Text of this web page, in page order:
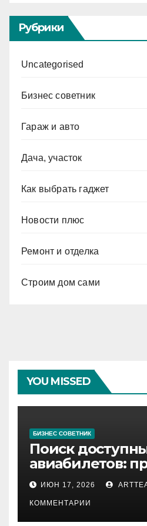
Рубрики
Uncategorised
Бизнес советник
Гараж и авто
Дача, участок
Как выбрать гаджет
Новости плюс
Ремонт и отделка
Строим дом сами
YOU MISSED
БИЗНЕС СОВЕТНИК
Поиск
авиабилетов:
рекомендации
ИЮН 17, 2026
КОММЕНТАРИИ